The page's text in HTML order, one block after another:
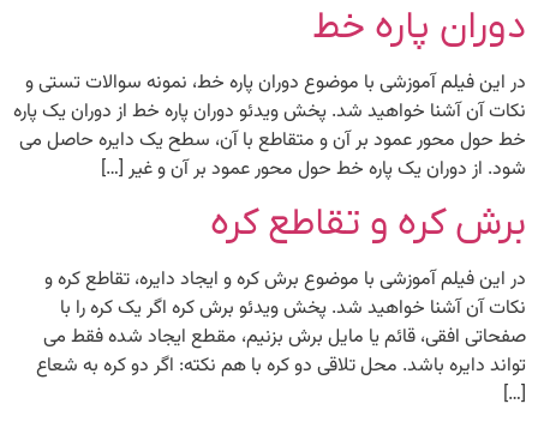
دوران پاره خط
در این فیلم آموزشی با موضوع دوران پاره خط، نمونه سوالات تستی و
نکات آن آشنا خواهید شد. پخش ویدئو دوران پاره خط از دوران یک پاره
‏خط حول محور عمود بر آن و متقاطع با آن، سطح یک دایره حاصل می‏
شود. از دوران یک پاره‏ خط حول محور عمود بر آن و غیر […]
برش کره و تقاطع کره
در این فیلم آموزشی با موضوع برش کره و ایجاد دایره، تقاطع کره و
نکات آن آشنا خواهید شد. پخش ویدئو برش کره اگر یک کره را با
صفحاتی افقی، قائم یا مایل برش بزنیم، مقطع ایجاد شده فقط می
‏تواند دایره باشد. محل تلاقی دو کره با هم نکته: اگر دو کره به شعاع‏
[…]